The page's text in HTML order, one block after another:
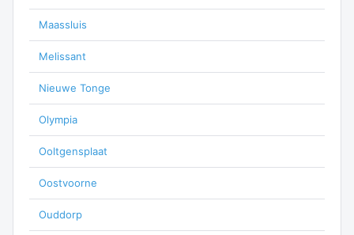
Maassluis
Melissant
Nieuwe Tonge
Olympia
Ooltgensplaat
Oostvoorne
Ouddorp